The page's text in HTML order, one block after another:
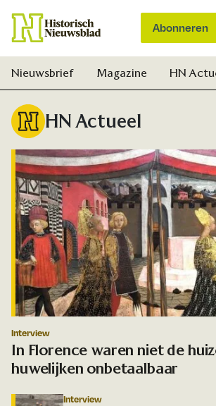
Abonneren
Nieuwsbrief Magazine HN
HN Actueel
Interview
In Florence waren niet de
huwelijken onbetaalbaar
Interview